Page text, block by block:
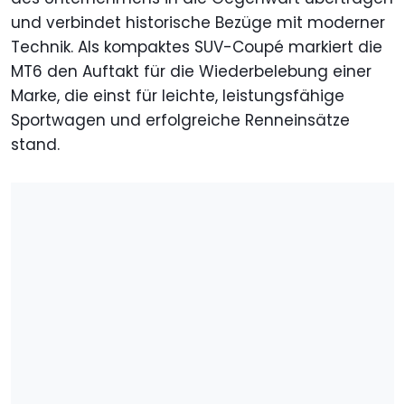
und verbindet historische Bezüge mit moderner
Technik. Als kompaktes SUV-Coupé markiert die
MT6 den Auftakt für die Wiederbelebung einer
Marke, die einst für leichte, leistungsfähige
Sportwagen und erfolgreiche Renneinsätze
stand.